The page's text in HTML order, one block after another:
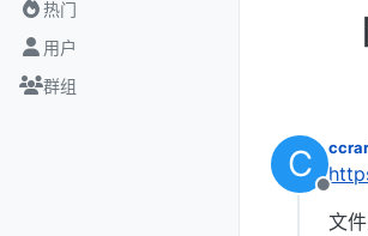
热门
用户
群组
C
离线
ccrar
文